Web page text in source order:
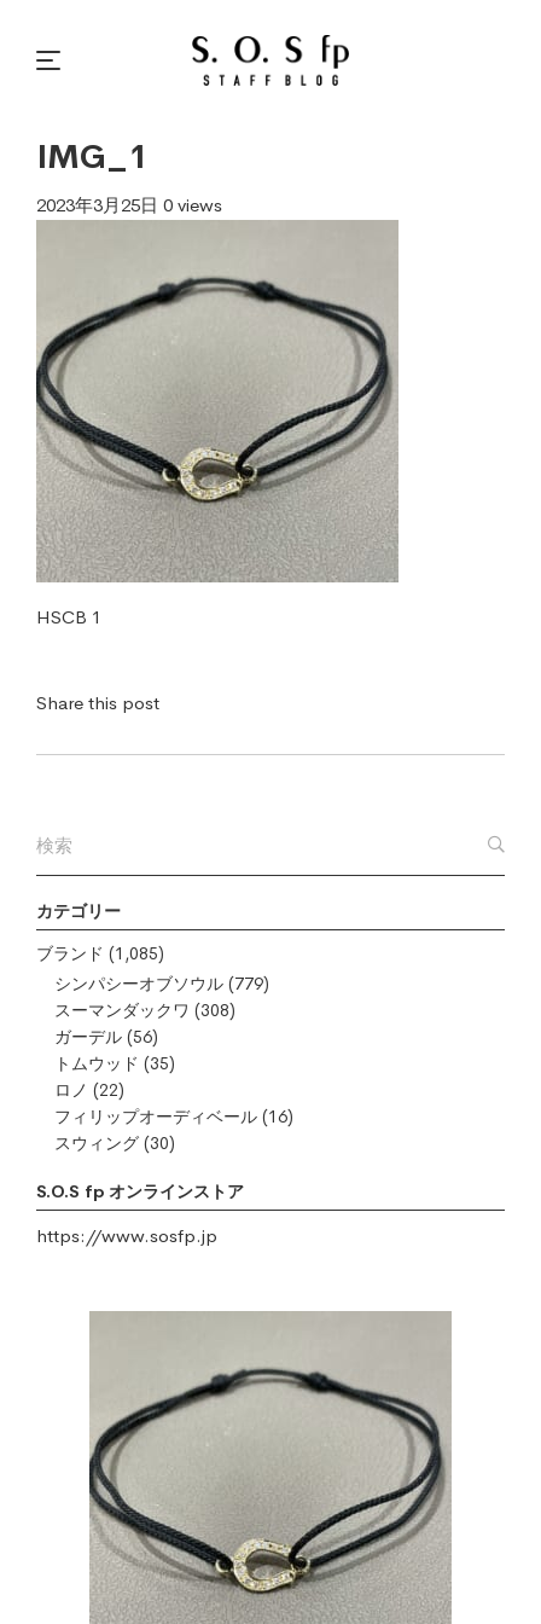
カテゴリー
ブランド (1,085)
シンパシーオブソウル (779)
スーマンダックワ (308)
ガーデル (56)
トムウッド (35)
ロノ (22)
フィリップオーディベール (16)
スウィング (30)
S.O.S fp オンラインストア
https://www.sosfp.jp
IMG_1
2023年3月25日 0 views
HSCB 1
Share this post